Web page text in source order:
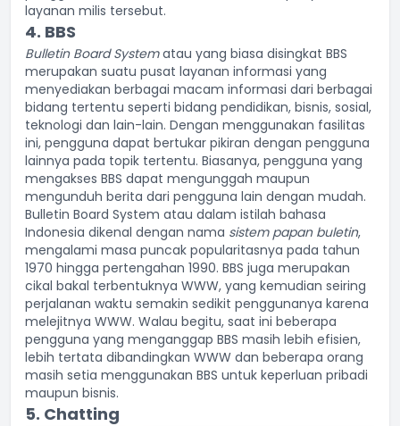
layanan milis tersebut.
4. BBS
Bulletin Board Systematau yang biasa disingkat BBS
merupakan suatu pusat layanan informasi yang
menyediakan berbagai macam informasi dari berbagai
bidang tertentu seperti bidang pendidikan, bisnis, sosial,
teknologi dan lain-lain. Dengan menggunakan fasilitas
ini, pengguna dapat bertukar pikiran dengan pengguna
lainnya pada topik tertentu. Biasanya, pengguna yang
mengakses BBS dapat mengunggah maupun
mengunduh berita dari pengguna lain dengan mudah.
Bulletin Board System atau dalam istilah bahasa
Indonesia dikenal dengan nama sistem papan buletin,
mengalami masa puncak popularitasnya pada tahun
1970 hingga pertengahan 1990. BBS juga merupakan
cikal bakal terbentuknya WWW, yang kemudian seiring
perjalanan waktu semakin sedikit penggunanya karena
melejitnya WWW. Walau begitu, saat ini beberapa
pengguna yang menganggap BBS masih lebih efisien,
lebih tertata dibandingkan WWW dan beberapa orang
masih setia menggunakan BBS untuk keperluan pribadi
maupun bisnis.
5. Chatting